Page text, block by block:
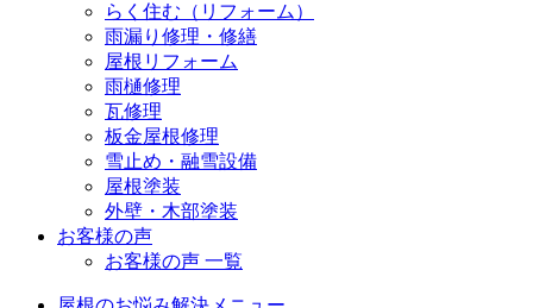
らく住む（リフォーム）
雨漏り修理・修繕
屋根リフォーム
雨樋修理
瓦修理
板金屋根修理
雪止め・融雪設備
屋根塗装
外壁・木部塗装
お客様の声
お客様の声 一覧